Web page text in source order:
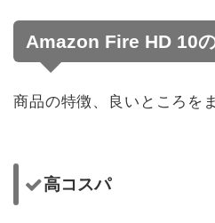
Amazon Fire HD 10
商品の特徴、良いところを
高コスパ